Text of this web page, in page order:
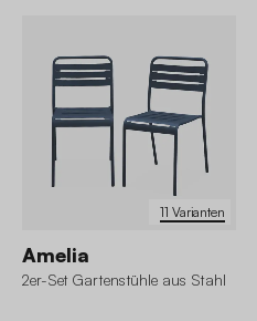
11 Varianten
Amelia
2er-Set Gartenstühle aus Stahl